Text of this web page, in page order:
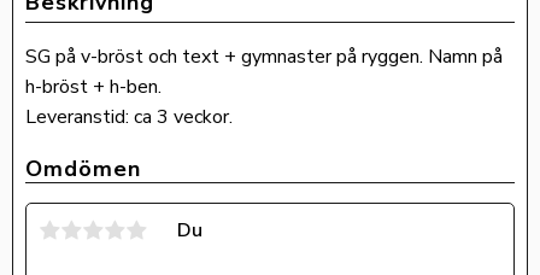
SG på v-bröst och text + gymnaster på ryggen. Namn på
h-bröst + h-ben.
Leveranstid: ca 3 veckor.
Omdömen
Du